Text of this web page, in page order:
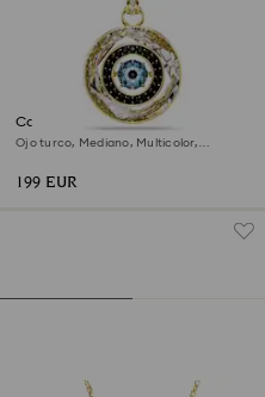
Colgante Symbolica
Ojo turco, Mediano, Multicolor,
199 EUR